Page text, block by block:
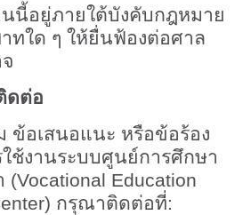
นนี้อยู่ภายใต้บังคับกฎหมาย
ทใด ๆ ให้ยื่นฟ้องต่อศาล
ดต่อ
ข้อเสนอแนะ หรือข้อร้อง
ใช้งานระบบศูนย์การศึกษา
(Vocational Education
กรุณาติดต่อที่: